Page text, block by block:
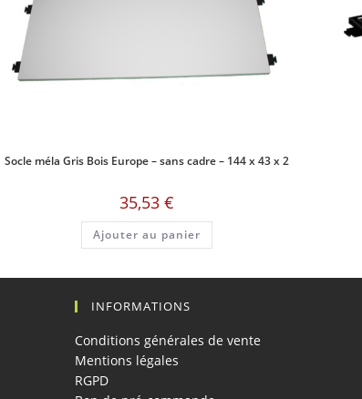
Socle méla Gris Bois Europe – sans cadre – 144 x 43 x 2
35,53 €
Ajouter au panier
INFORMATIONS
Conditions générales de vente
Mentions légales
RGPD